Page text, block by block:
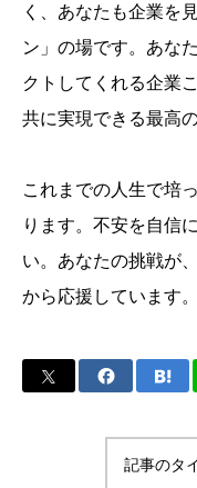
く、あなたも企業を
ン」の場です。あな
クトしてくれる企業
共に実現できる最高
これまでの人生で培
ります。不安を自信
い。あなたの挑戦が
から応援しています。
記事のタ